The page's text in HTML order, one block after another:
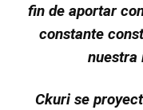
fin de aportar
constante
nuestra
Ckuri se